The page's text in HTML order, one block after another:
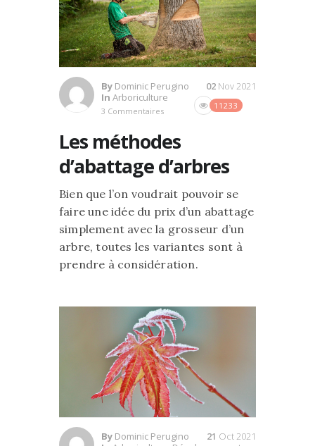
By Dominic Perugino
In Arboriculture
3 Commentaires
11233
02 Nov 2021
Les méthodes
d’abattage d’arbres
Bien que l’on voudrait pouvoir se
faire une idée du prix d’un abattage
simplement avec la grosseur d’un
arbre, toutes les variantes sont à
prendre à considération.
By Dominic Perugino
21 Oct 2021